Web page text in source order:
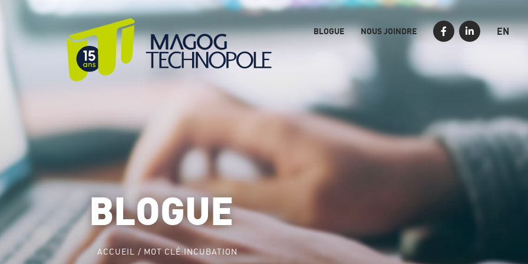
BLOGUE NOUS JOINDRE EN
BLOGUE
ACCUEIL MOT CLÉ:INCUBATION